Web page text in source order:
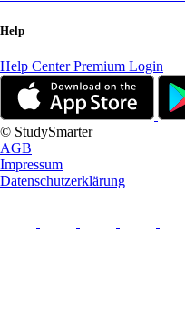
Help
Help CenterPremium Login
© StudySmarter
AGB
Impressum
Datenschutzerklärung